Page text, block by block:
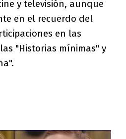
y televisión, aunque
en el recuerdo del
en las
"Historias mínimas" y